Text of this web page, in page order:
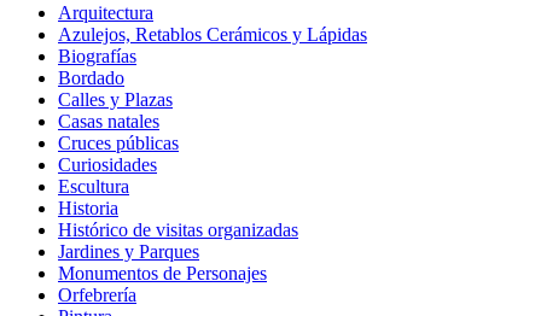
Arquitectura
Azulejos, Retablos Cerámicos y Lápidas
Biografías
Bordado
Calles y Plazas
Casas natales
Cruces públicas
Curiosidades
Escultura
Historia
Histórico de visitas organizadas
Jardines y Parques
Monumentos de Personajes
Orfebrería